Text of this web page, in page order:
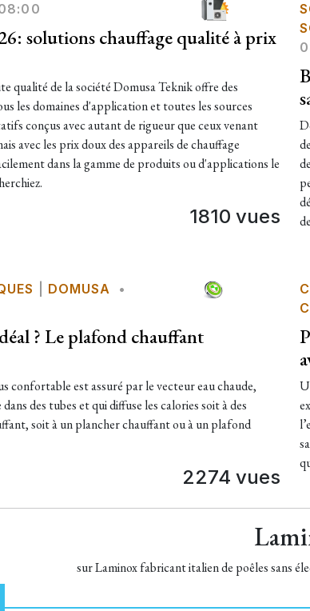
solutions chauffage qualité à prix
qualité de la société Domusa Teknik offre des
les domaines d'application et toutes les sources
conçus avec autant de rigueur que ceux venant
avec les prix doux des appareils de chauffage
dans la gamme de produits ou d'applications le
1810 vues
DOMUSA
•
? Le plafond chauffant
confortable est assuré par le vecteur eau chaude,
des tubes et qui diffuse les calories soit à des
soit à un plancher chauffant ou à un plafond
2274 vues
sur Laminox fabricant italien de poêles sans